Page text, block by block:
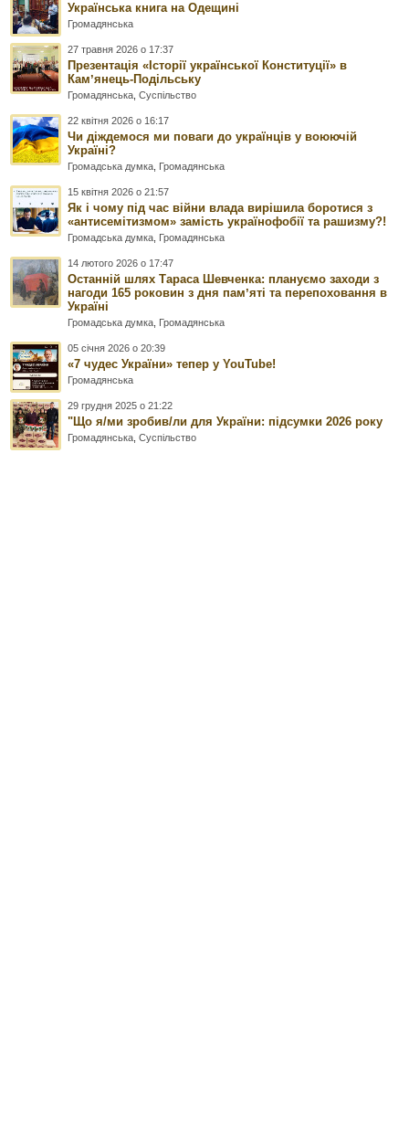
Українська книга на Одещині
Громадянська
27 травня 2026 о 17:37
Презентація «Історії української Конституції» в
Камʼянець-Подільську
Громадянська ,Суспільство
22 квітня 2026 о 16:17
Чи діждемося ми поваги до українців у воюючій
Україні?
Громадська думка Громадянська
15 квітня 2026 о 21:57
Як і чому під час війни влада вирішила боротися з
«антисемітизмом» замість українофобії та рашизму?!
Громадська думка Громадянська
14 лютого 2026 о 17:47
Останній шлях Тараса Шевченка: плануємо заходи з
нагоди 165 роковин з дня памʼяті та перепоховання в
Україні
Громадська думка Громадянська
05 січня 2026 о 20:39
«7 чудес України» тепер у YouTube!
Громадянська
29 грудня 2025 о 21:22
"Що я/ми зробив/ли для України: підсумки 2026 року
Громадянська ,Суспільство